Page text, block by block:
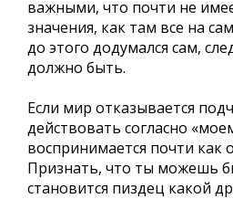
важными, что почти не
значения, как там все на
до этого додумался сам,
должно быть.
Если мир отказывается
действовать согласно
воспринимается почти как
Признать, что ты можешь
становится пиздец какой